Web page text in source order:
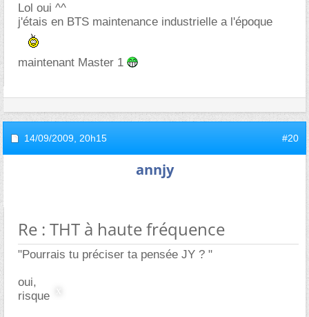
Lol oui ^^
j'étais en BTS maintenance industrielle a l'époque
maintenant Master 1
14/09/2009, 20h15 #20
annjy
Re : THT à haute fréquence
"Pourrais tu préciser ta pensée JY ? "
oui,
risque important de mort par électrocution.